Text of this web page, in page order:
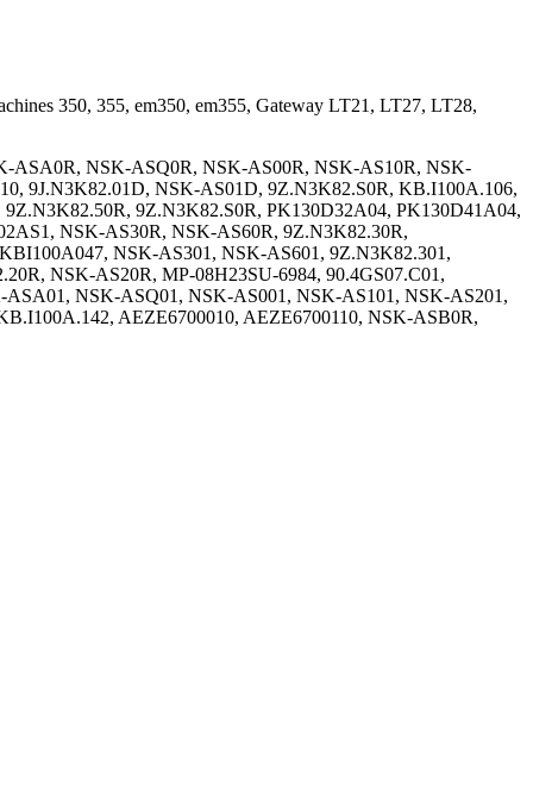
350, 355, em350, em355, Gateway LT21, LT27, LT28,
ASA0R, NSK-ASQ0R, NSK-AS00R, NSK-AS10R, NSK-
9J.N3K82.01D, NSK-AS01D, 9Z.N3K82.S0R, KB.I100A.106,
9Z.N3K82.S0R, PK130D32A04, PK130D41A04,
NSK-AS30R, NSK-AS60R, 9Z.N3K82.30R,
NSK-AS301, NSK-AS601, 9Z.N3K82.301,
NSK-AS20R, MP-08H23SU-6984, 90.4GS07.C01,
NSK-ASQ01, NSK-AS001, NSK-AS101, NSK-AS201,
AEZE6700010, AEZE6700110, NSK-ASB0R,